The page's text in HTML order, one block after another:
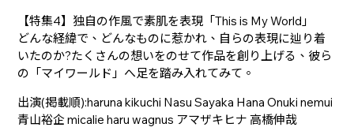
【特集4】独自の作風で素肌を表現「This is My World」
どんな経緯で、どんなものに惹かれ、自らの表現に辿り着
いたのか?たくさんの想いをのせて作品を創り上げる、彼ら
の「マイワールド」へ足を踏み入れてみて。
出演(掲載順):haruna kikuchi Nasu Sayaka Hana Onuki nemui
青山裕企 micalie haru wagnus アマザキヒナ 高橋伸哉